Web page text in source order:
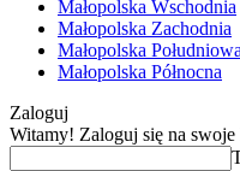
Małopolska Wschodnia
Małopolska Zachodnia
Małopolska Południowa
Małopolska Północna
Zaloguj
Witamy! Zaloguj się na swoje